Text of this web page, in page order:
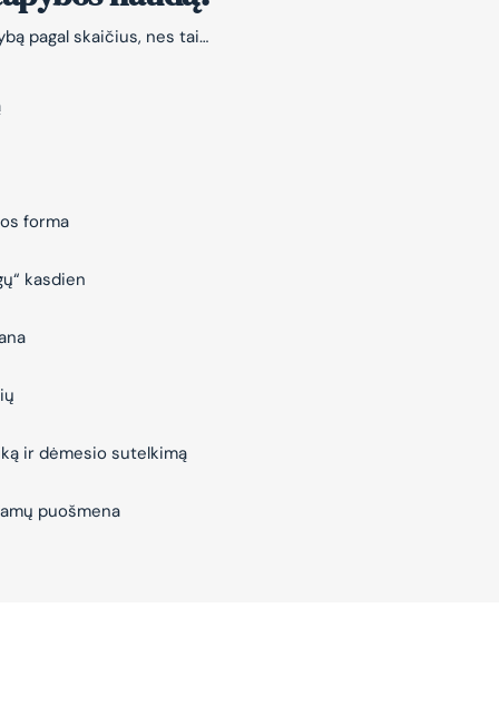
pagal skaičius, nes tai…
forma
kasdien
ir dėmesio sutelkimą
puošmena